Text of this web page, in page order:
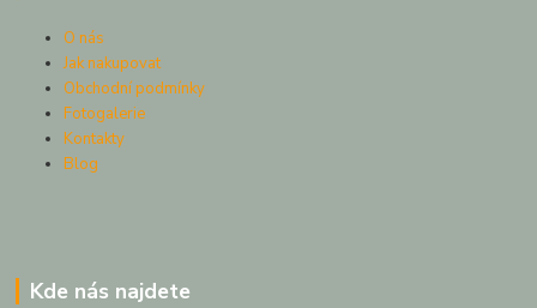
O nás
Jak nakupovat
Obchodní podmínky
Fotogalerie
Kontakty
Blog
Kde nás najdete